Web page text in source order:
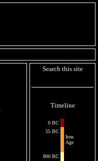
Search this site
Timeline
0 BC
55 BC
Iron
Age
800 BC